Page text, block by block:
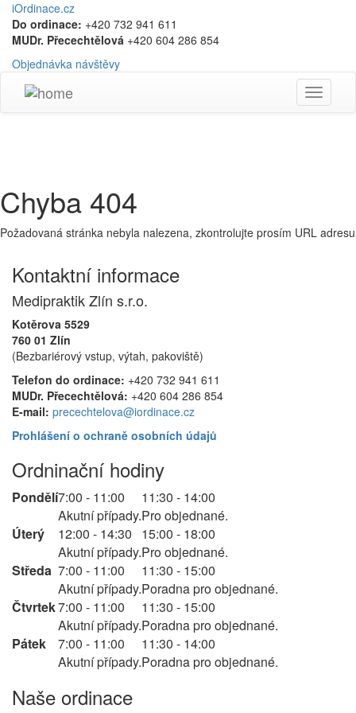
iOrdinace.cz
Do ordinace: +420 732 941 611
MUDr. Přecechtělová +420 604 286 854
Objednávka návštěvy
Toggle
Chyba 404
Požadovaná stránka nebyla nalezena, zkontrolujte prosím URL adresu
Kontaktní informace
Medipraktik Zlín s.r.o.
Kotěrova 5529
760 01 Zlín
(Bezbariérový vstup, výtah, pakoviště)
Telefon do ordinace: +420 732 941 611
MUDr. Přecechtělová: +420 604 286 854
E-mail: precechtelova@iordinace.cz
Prohlášení o ochraně osobních údajů
Ordninační hodiny
Pondělí7:00 - 11:00
11:30 - 14:00
Akutní případy.Pro objednané.
Úterý
12:00 - 14:30
15:00 - 18:00
Akutní případy.Pro objednané.
Středa 7:00 - 11:00
11:30 - 15:00
Akutní případy.Poradna pro objednané.
Čtvrtek7:00 - 11:00
11:30 - 15:00
Akutní případy.Poradna pro objednané.
Pátek
7:00 - 11:00
11:30 - 14:00
Akutní případy.Poradna pro objednané.
Naše ordinace